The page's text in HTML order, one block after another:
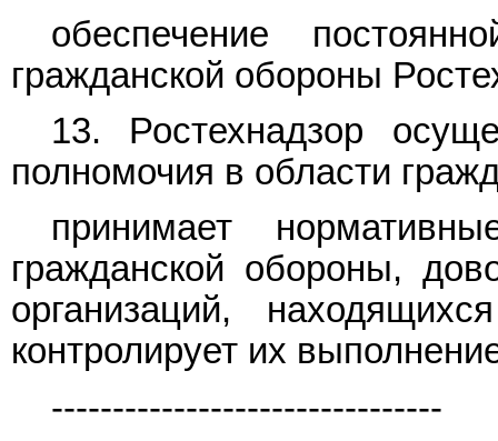
обеспечение
гражданской обороны
13. Ростехнадзор
полномочия в области
принимает
гражданской обороны,
организаций,
контролирует их
--------------------------------